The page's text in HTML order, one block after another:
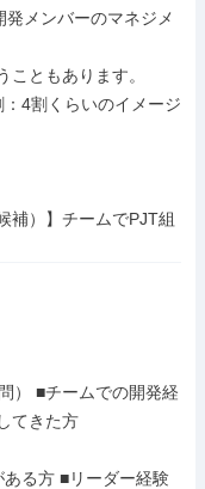
メンバーのマネジメ
ともあります。
4割くらいのイメージ
補）】チームでPJT組
） ■チームでの開発経
てきた方
る方 ■リーダー経験